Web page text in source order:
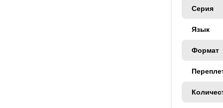
Серия
Язык
Формат